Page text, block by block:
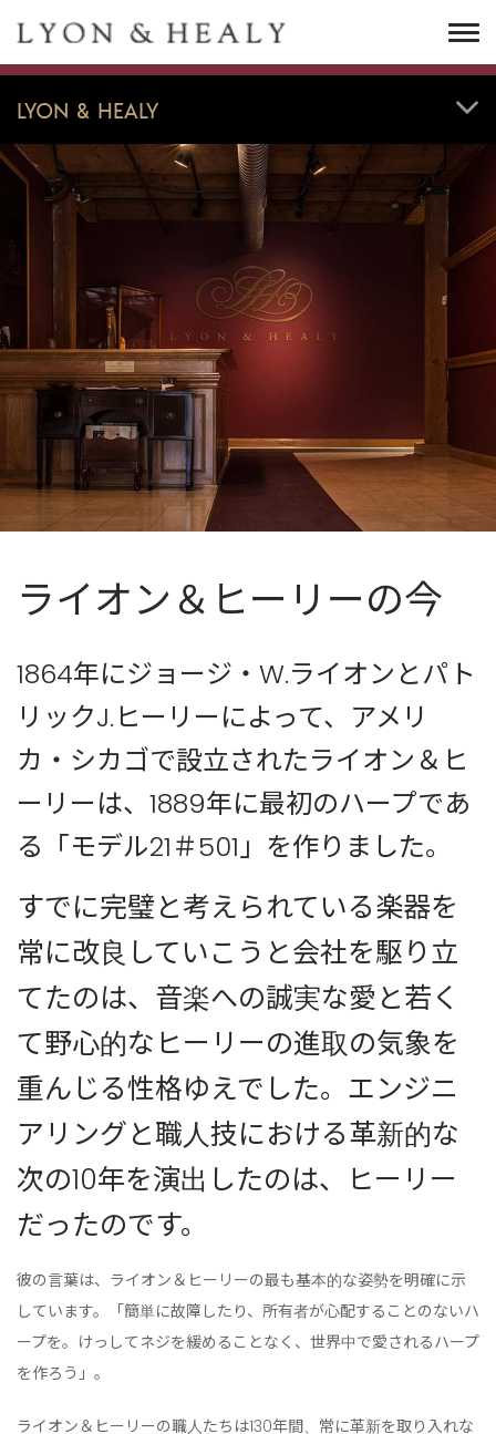
LYON & HEALY
ライオン＆ヒーリーの今
1864年にジョージ・W.ライオンとパト
リックJ.ヒーリーによって、アメリ
カ・シカゴで設立されたライオン＆ヒ
ーリーは、1889年に最初のハープであ
る「モデル21＃501」を作りました。
すでに完璧と考えられている楽器を
常に改良していこうと会社を駆り立
てたのは、音楽への誠実な愛と若く
て野心的なヒーリーの進取の気象を
重んじる性格ゆえでした。エンジニ
アリングと職人技における革新的な
次の10年を演出したのは、ヒーリー
だったのです。
彼の言葉は、ライオン＆ヒーリーの最も基本的な姿勢を明確に示
しています。「簡単に故障したり、所有者が心配することのないハ
ープを。けっしてネジを緩めることなく、世界中で愛されるハープ
を作ろう」。
ライオン＆ヒーリーの職人たちは130年間、常に革新を取り入れな